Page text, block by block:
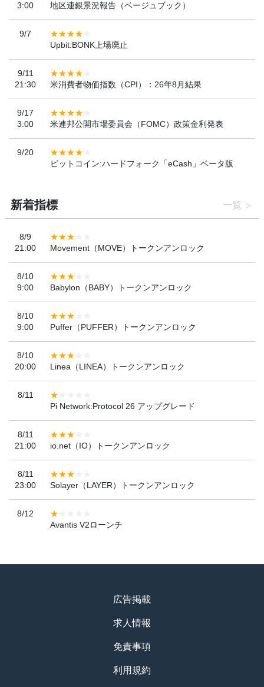
3:00
地区連銀景況報告（ベージュブック）
9/7
Upbit:BONK上場廃止
9/11
21:30
米消費者物価指数（CPI）：26年8月結果
9/17
3:00
米連邦公開市場委員会（FOMC）政策金利発表
9/20
ビットコイン:ハードフォーク「eCash」ベータ版
新着指標 一覧
8/9
21:00
Movement（MOVE）トークンアンロック
8/10
9:00
Babylon（BABY）トークンアンロック
8/10
9:00
Puffer（PUFFER）トークンアンロック
8/10
20:00
Linea（LINEA）トークンアンロック
8/11
Pi Network:Protocol 26 アップグレード
8/11
21:00
io.net（IO）トークンアンロック
8/11
23:00
Solayer（LAYER）トークンアンロック
8/12
Avantis V2ローンチ
広告掲載
求人情報
免責事項
利用規約